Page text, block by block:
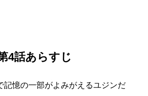
4話あらすじ
記憶の一部がよみがえるユジンだ